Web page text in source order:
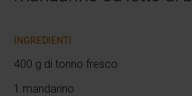
INGREDIENTI
400 g di tonno fresco
1 mandarino